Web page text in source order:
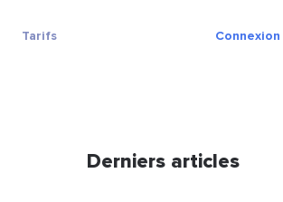
Tarifs Connexion
Derniers articles